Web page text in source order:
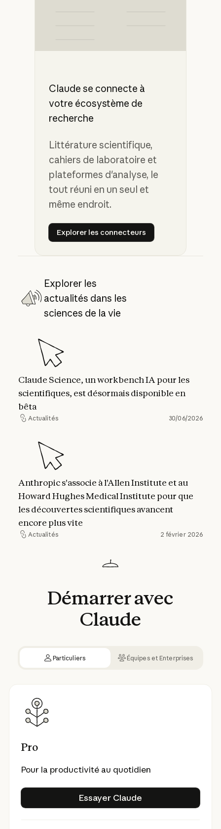
Claude se connecte à
votre écosystème de
recherche
Littérature scientifique,
cahiers de laboratoire et
plateformes d'analyse, le
tout réuni en un seul et
même endroit.
Explorer les connecteurs
Explorer les connecteurs
Explorer les
actualités dans les
sciences de la vie
Claude Science, un workbench IA pour les
scientifiques, est désormais disponible en
bêta
Actualités
Actualités 30/06/2026
Anthropic s'associe à l'Allen Institute et au
Howard Hughes Medical Institute pour que
les découvertes scientifiques avancent
encore plus vite
Actualités
Actualités 2 février 2026
Démarreravec
Claude
Particuliers Équipes et Enterprises
Pro
Pour la productivité au quotidien
Essayer Claude